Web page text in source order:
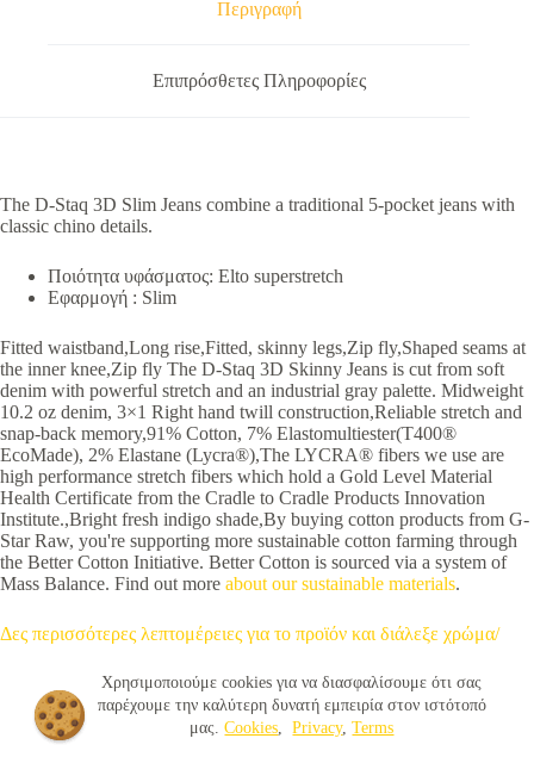
Χρησιμοποιούμε cookies για να διασφαλίσουμε ότι σας
παρέχουμε την καλύτερη δυνατή εμπειρία στον ιστότοπό
μας.Cookies,Privacy,Terms
Περιγραφή
Επιπρόσθετες Πληροφορίες
The D-Staq 3D Slim Jeans combine a traditional 5-pocket jeans with
classic chino details.
Ποιότητα υφάσματος: Elto superstretch
Εφαρμογή : Slim
Fitted waistband,Long rise,Fitted, skinny legs,Zip fly,Shaped seams at
the inner knee,Zip fly The D-Staq 3D Skinny Jeans is cut from soft
denim with powerful stretch and an industrial gray palette. Midweight
10.2 oz denim, 3×1 Right hand twill construction,Reliable stretch and
snap-back memory,91% Cotton, 7% Elastomultiester(T400®
EcoMade), 2% Elastane (Lycra®),The LYCRA® fibers we use are
high performance stretch fibers which hold a Gold Level Material
Health Certificate from the Cradle to Cradle Products Innovation
Institute.,Bright fresh indigo shade,By buying cotton products from G-
Star Raw, you're supporting more sustainable cotton farming through
the Better Cotton Initiative. Better Cotton is sourced via a system of
Mass Balance. Find out more about our sustainable materials.
Δες περισσότερες λεπτομέρειες για το προϊόν και διάλεξε χρώμα/